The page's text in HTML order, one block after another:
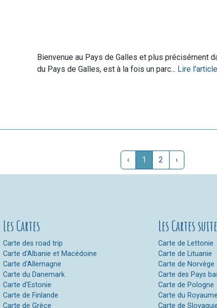
Bienvenue au Pays de Galles et plus précisément
du Pays de Galles, est à la fois un parc... Lire l'article
‹ 1 2 ›
Les Cartes
Carte des road trip
Carte d'Albanie et Macédoine
Carte d'Allemagne
Carte du Danemark
Carte d'Estonie
Carte de Finlande
Carte de Grèce
Les Cartes suite
Carte de Lettonie
Carte de Lituanie
Carte de Norvège
Carte des Pays
Carte de Pologne
Carte du
Carte de